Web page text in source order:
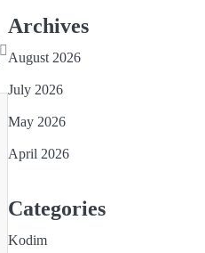
Archives
August 2026
July 2026
May 2026
April 2026
Categories
Kodim